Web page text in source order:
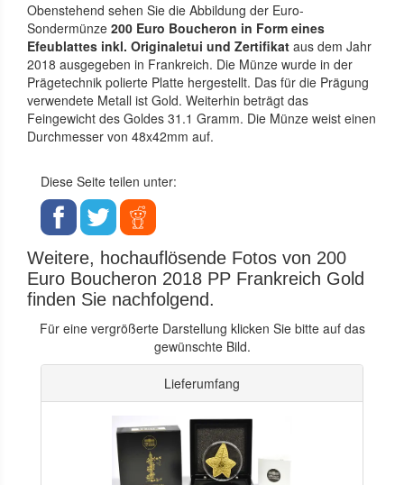
Obenstehend sehen Sie die Abbildung der Euro-
Sondermünze 200 Euro Boucheron in Form eines
Efeublattes inkl. Originaletui und Zertifikat aus dem Jahr
2018 ausgegeben in Frankreich. Die Münze wurde in der
Prägetechnik polierte Platte hergestellt. Das für die Prägung
verwendete Metall ist Gold. Weiterhin beträgt das
Feingewicht des Goldes 31.1 Gramm. Die Münze weist einen
Durchmesser von 48x42mm auf.
Diese Seite teilen unter:
Weitere, hochauflösende Fotos von 200
Euro Boucheron 2018 PP Frankreich Gold
finden Sie nachfolgend.
Für eine vergrößerte Darstellung klicken Sie bitte auf das
gewünschte Bild.
Lieferumfang